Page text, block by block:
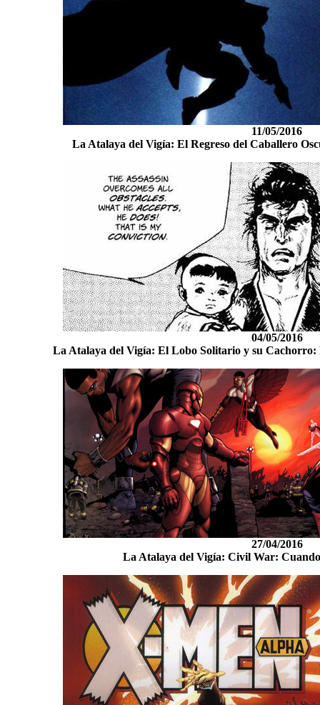
11/05/2016
La Atalaya del Vigía: El Regreso del Caballero
04/05/2016
La Atalaya del Vigía: El Lobo Solitario y su Cachorro:
27/04/2016
La Atalaya del Vigía: Civil War: